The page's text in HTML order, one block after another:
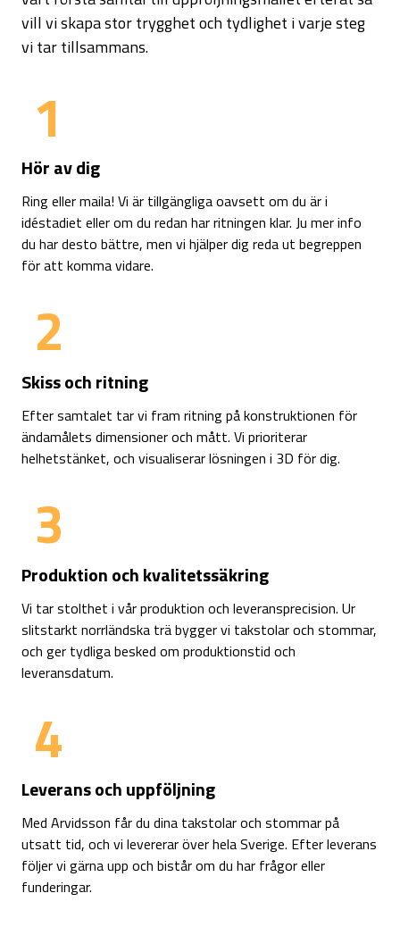
vill vi skapa stor trygghet och tydlighet i varje steg
vi tar tillsammans.
1
Hör av dig
Ring eller maila! Vi är tillgängliga oavsett om du är i
idéstadiet eller om du redan har ritningen klar. Ju mer info
du har desto bättre, men vi hjälper dig reda ut begreppen
för att komma vidare.
2
Skiss och ritning
Efter samtalet tar vi fram ritning på konstruktionen för
ändamålets dimensioner och mått. Vi prioriterar
helhetstänket, och visualiserar lösningen i 3D för dig.
3
Produktion och kvalitetssäkring
Vi tar stolthet i vår produktion och leveransprecision. Ur
slitstarkt norrländska trä bygger vi takstolar och stommar,
och ger tydliga besked om produktionstid och
leveransdatum.
4
Leverans och uppföljning
Med Arvidsson får du dina takstolar och stommar på
utsatt tid, och vi levererar över hela Sverige. Efter leverans
följer vi gärna upp och bistår om du har frågor eller
funderingar.